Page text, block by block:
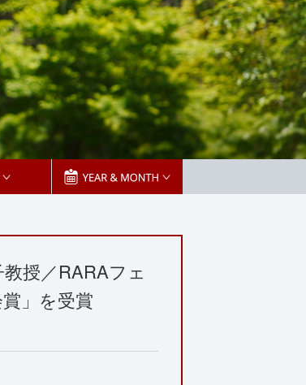
授／RARAフェ
」を受賞